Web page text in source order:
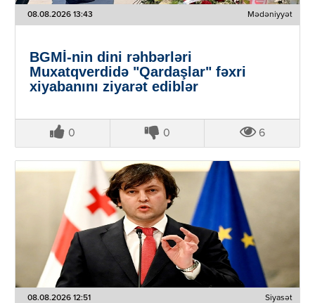
08.08.2026 13:43 Mədəniyyət
BGMİ-nin dini rəhbərləri
Muxatqverdidə "Qardaşlar" fəxri
xiyabanını ziyarət ediblər
0 0 6
08.08.2026 12:51 Siyasət